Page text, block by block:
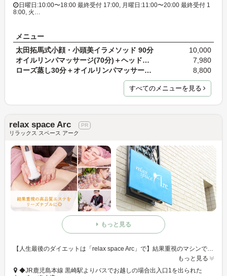
日曜日:10:00〜18:00 最終受付 17:00, 月曜日:11:00〜20:00 最終受付 1
8:00, 火…
メニュー
太田拓馬式小顔・小頭美イラメソッド 90分
10,000
オイルリンパマッサージ(70分)＋ヘッドスパ(10分)
7,980
ローズ蒸し30分＋オイルリンパマッサージ60分＋ヘッ…
8,800
すべてのメニューを見る
relax space Arc
リラックス スペース アーク
もっと見る
もっと見る
◆JR鹿児島本線 黒崎駅よりバスでお越しの場合出入口1を出られた